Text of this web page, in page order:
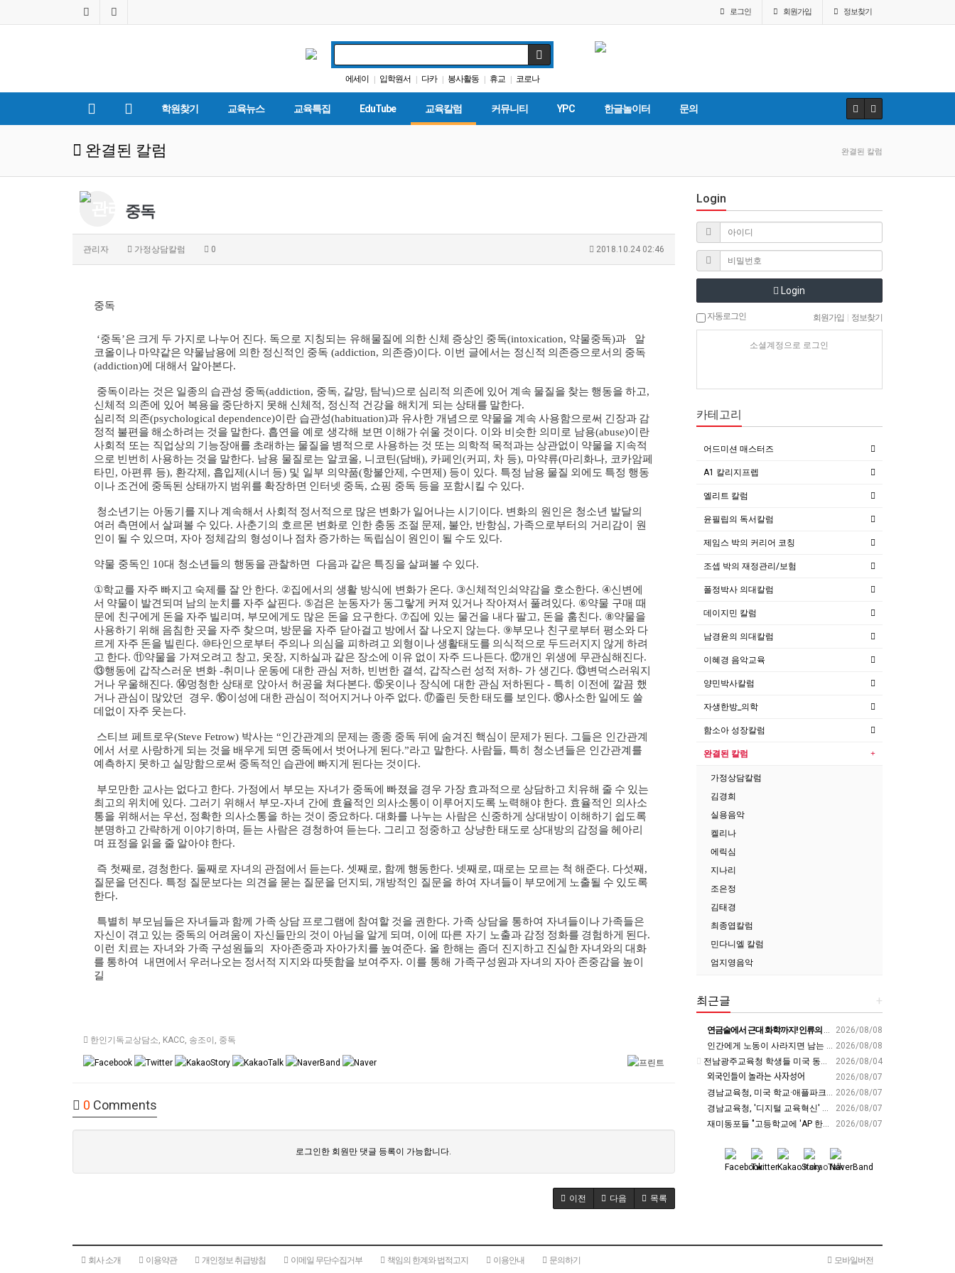
로그인 회원가입 정보찾기
에세이 | 입학원서 | 다카 | 봉사활동 | 휴교 | 코로나
| 커먼코어 | 교육정책 | 교육구 | Fafsa
학원찾기 교육뉴스 교육특집 EduTube 교육칼럼 커뮤니티 YPC 한글놀이터 문의
완결된 칼럼 완결된 칼럼
중독
관리자 가정상담칼럼 0 2018.10.24 02:46
중독
‘중독’은 크게 두 가지로 나누어 진다. 독으로 지칭되는 유해물질에 의한 신체 증상인 중독(intoxication, 약물중독)과
알
코올이나 마약같은 약물남용에 의한 정신적인 중독 (addiction, 의존증)이다. 이번 글에서는 정신적 의존증으로서의 중독
(addiction)에 대해서 알아본다.
중독이라는 것은 일종의 습관성 중독(addiction, 중독, 갈망, 탐닉)으로 심리적 의존에 있어 계속 물질을 찾는 행동을 하고,
신체적 의존에 있어 복용을 중단하지 못해 신체적, 정신적 건강을 해치게 되는 상태를 말한다.
심리적 의존(psychological dependence)이란 습관성(habituation)과 유사한 개념으로 약물을 계속 사용함으로써 긴장과 감
정적 불편을 해소하려는 것을 말한다. 흡연을 예로 생각해 보면 이해가 쉬울 것이다. 이와 비슷한 의미로 남용(abuse)이란
사회적 또는 직업상의 기능장애를 초래하는 물질을 병적으로 사용하는 것 또는 의학적 목적과는 상관없이 약물을 지속적
으로 빈번히 사용하는 것을 말한다. 남용 물질로는 알코올, 니코틴 (담배), 카페인 (커피 , 차 등), 마약류(마리화나, 코카암페
타민 , 아편류 등), 환각제 , 흡입제 (시너 등) 및 일부 의약품(항불안제 , 수면제 ) 등이 있다. 특정 남용 물질 외에도 특정 행동
이나 조건에 중독된 상태까지 범위를 확장하면 인터넷 중독, 쇼핑 중독 등을 포함시킬 수 있다.
청소년기는 아동기를 지나 계속해서 사회적 정서적으로 많은 변화가 일어나는 시기이다. 변화의 원인은 청소년 발달의
여러 측면에서 살펴볼 수 있다. 사춘기의 호르몬 변화로 인한 충동 조절 문제 , 불안, 반항심, 가족으로부터의 거리감이
원
인이
될 수 있으며 , 자아 정체감의 형성이나 점차 증가하는 독립심이 원인이 될 수도 있다.
약물 중독인 10대 청소년들의 행동을 관찰하면 다음과 같은 특징을 살펴볼 수 있다.
①학교를 자주 빠지고 숙제를 잘 안 한다. ②집에서의 생활 방식에 변화가 온다. ③신체적인쇠약감을 호소한다. ④신변에
서 약물이 발견되며 남의 눈치를 자주 살핀다. ⑤검은 눈동자가 동그랗게 커져 있거나 작아져서 풀려있다. ⑥약물 구매 때
문에
친구에게 돈을 자주 빌리며 , 부모에게도 많은 돈을 요구한다. ⑦집에 있는 물건을 내다 팔고, 돈을 훔친다. ⑧약물을
사용하기
위해 음침한 곳을 자주 찾으며 , 방문을 자주 닫아걸고 방에서 잘 나오지 않는다. ⑨부모나 친구로부터 평소와 다
르게 자주 돈을 빌린다. ⑩타인으로부터 주의나 의심을 피하려고 외형이나생활태도를 의식적으로 두드러지지 않게 하려
고 한다. ⑪약물을 가져오려고 창고, 옷장, 지하실과 같은 장소에 이유 없이 자주 드나든다. ⑫개인 위생에 무관심해진다.
⑬행동에 갑작스러운 변화 -취미나 운동에 대한 관심 저하, 빈번한 결석, 갑작스런 성적 저하- 가 생긴다. ⑬변덕스러워지
거나 우울해진다. ⑭멍청한 상태로 앉아서 허공을 쳐다본다. ⑮옷이나 장식에 대한 관심 저하된다 - 특히 이전에 깔끔 했
거나 관심이 많았던 경우. ⑯이성에 대한 관심이 적어지거나 아주 없다. ⑰졸린 듯한태도를 보인다. ⑱사소한 일에도 쓸
데없이
자주 웃는다.
스티브 페트로우(Steve Fetrow) 박사는 “인간관계의 문제는 종종 중독 뒤에 숨겨진 핵심이 문제가 된다. 그들은 인간관계
에서 서로 사랑하게 되는 것을 배우게 되면 중독에서 벗어나게 된다.”라고 말한다. 사람들, 특히 청소년들은 인간관계를
예측하지 못하고 실망함으로써 중독적인 습관에 빠지게 된다는 것이다.
부모만한 교사는 없다고 한다. 가정에서 부모는 자녀가 중독에 빠졌을 경우 가장 효과적으로 상담하고 치유해 줄 수 있는
최고의 위치에 있다. 그러기 위해서 부모-자녀 간에 효율적인 의사소통이 이루어지도록 노력해야 한다. 효율적인
의사소
통을 위해서는 우선 , 정확한 의사소통을 하는 것이 중요하다. 대화를 나누는 사람은 신중하게 상대방이 이해하기
쉽도록
분명하고 간략하게 이야기하며 , 듣는 사람은 경청하여 듣는다. 그리고 정중하고 상냥한태도로 상대방의 감정을 헤아리
며 표정을 읽을 줄 알아야 한다.
즉 첫째로, 경청한다. 둘째로 자녀의 관점에서 듣는다. 셋째로, 함께 행동한다. 넷째로, 때로는 모르는 척 해준다. 다섯째 ,
질문을 던진다. 특정 질문보다는 의견을 묻는 질문을 던지되 , 개방적인 질문을 하여 자녀들이 부모에게 노출될 수 있도록
한다.
특별히 부모님들은 자녀들과 함께 가족 상담 프로그램에 참여할 것을 권한다. 가족 상담을 통하여 자녀들이나 가족들은
자신이
겪고 있는 중독의 어려움이 자신들만의 것이 아님을 알게 되며 , 이에 따른 자기 노출과 감정 정화를 경험하게 된다.
이런 치료는 자녀와 가족 구성원들의 자아존중과 자아가치를 높여준다. 올 한해는 좀더 진지하고 진실한 자녀와의 대화
를 통하여 내면에서 우러나오는 정서적 지지와 따뜻함을 보여주자. 이를 통해 가족구성원과 자녀의 자아 존중감을 높이
길
한인기독교상담소, KACC, 송조이 , 중독
0 Comments
로그인한 회원만 댓글 등록이 가능합니다.
이전 다음 목록
Login
Login
자동로그인 회원가입 정보찾기
소셜계정으로 로그인
카테고리
어드미션 매스터즈
A1 칼리지프렙
엘리트 칼럼
윤필립의 독서칼럼
제임스 박의 커리어 코칭
조셉 박의 재정관리/보험
폴정박사 의대칼럼
데이지민 칼럼
남경윤의 의대칼럼
이혜경 음악교육
양민박사칼럼
자생한방_의학
함소아 성장칼럼
완결된 칼럼
가정상담칼럼
김경희
실용음악
켈리나
에릭심
지나리
조은정
김태경
최종엽칼럼
민다니엘 칼럼
엄지영음악
+
최근글
2026/08/08
연금술에서 근대 화학까지! 인류의 운명을 바꾼 위대한 발견 : 생각하는 청소년을 위한 과학 시리즈 2부(feat.박문호 박사)
2026/08/08
인간에게 노동이 사라지면 남는 가치
2026/08/04
전남광주교육청 학생들 미국 동부서 글로벌 리더십 체험 - 전남인터넷신문
2026/08/07
외국인들이 놀라는 사자성어
2026/08/07
경남교육청, 미국 학교·애플파크서 AI 교육 해법 찾는다 - 스트레이트뉴스
2026/08/07
경남교육청, '디지털 교육혁신' 유공 교원 24명 미국 연수 - 연합뉴스
2026/08/07
재미동포들 "고등학교에 'AP 한국어' 도입하라“ - 재외동포신문
회사 소개 이용약관 개인정보 취급방침 이메일 무단수집거부 책임의 한계와 법적고지 이용안내 문의하기 모바일버전